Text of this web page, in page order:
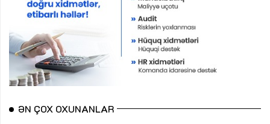
ƏN ÇOX OXUNANLAR